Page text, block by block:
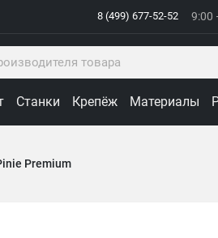
8 (499) 677-52-52 9:00
Станки Крепёж Материалы
Premium